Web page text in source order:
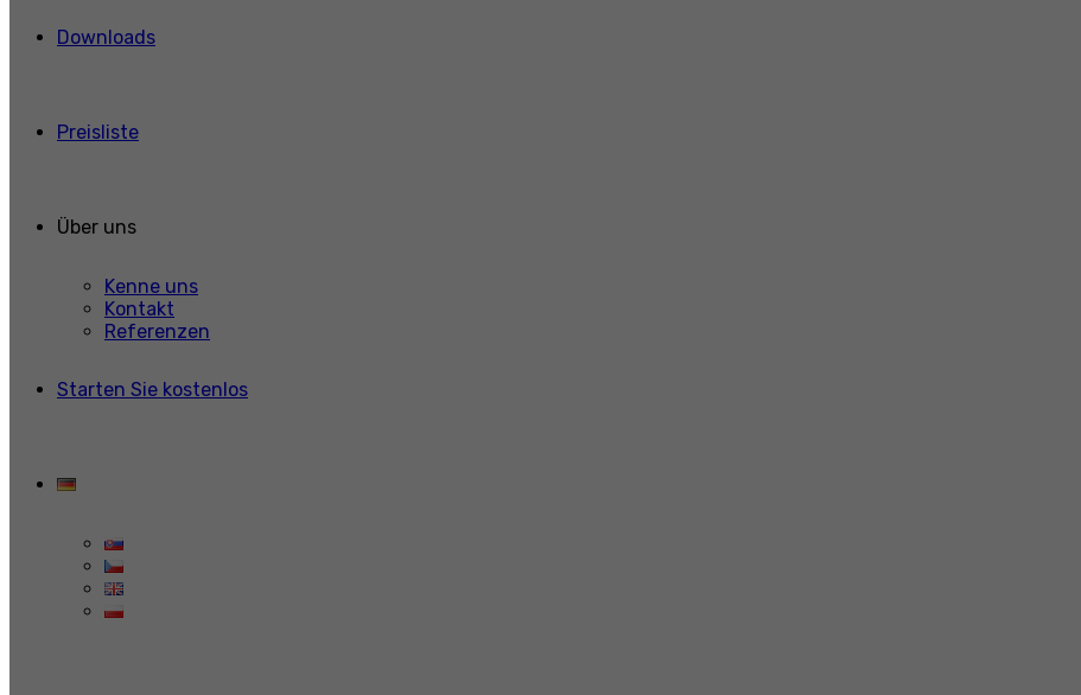
Downloads
Preisliste
Über uns
Kenne uns
Kontakt
Referenzen
Starten Sie kostenlos